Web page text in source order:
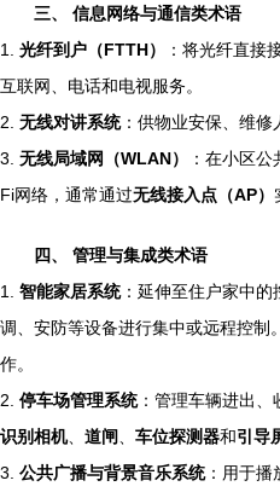
三、 信息网络与通信类术语
1. 光纤到户（FTTH）
：将光纤直接
互联网、电话和电视服务。
2. 无线对讲系统：供物业安保、维修
3. 无线局域网（WLAN）
：在小区
Fi网络，通常通过无线接入点（AP）
四、 管理与集成类术语
1. 智能家居系统：延伸至住户家中的
调、安防等设备进行集中或远程控制
作。
2. 停车场管理系统：管理车辆进出、
识别相机、 道闸、 车位探测器和引导
3. 公共广播与背景音乐系统：用于播